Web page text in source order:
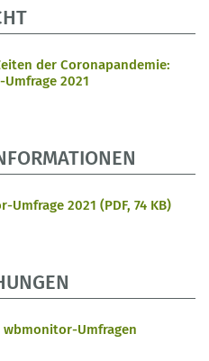
der Coronapandemie:
2021
2021 (PDF, 74 KB)
Umfragen